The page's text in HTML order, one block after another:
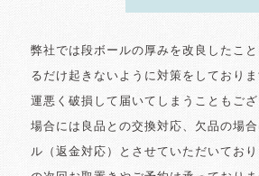
弊社では段ボールの厚みを改良したこ
るだけ起きないように対策をしており
運悪く破損して届いてしまうこともご
場合には良品との交換対応、欠品の場
ル（返金対応）とさせていただいてお